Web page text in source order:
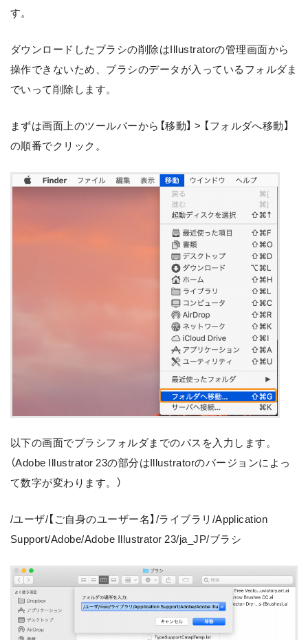
す。
ダウンロードしたブラシの削除はIllustratorの管理画面から
操作できないため、ブラシのデータが入っているフォルダま
でいって削除します。
まずは画面上のツールバーから【移動】 > 【フォルダへ移動】
の順番でクリック。
以下の画面でブラシフォルダまでのパスを入力します。
（Adobe Illustrator 23の部分はIllustratorのバージョンによっ
て数字が変わります。）
/ユーザ/【ご自身のユーザー名】/ライブラリ/Application
Support/Adobe/Adobe Illustrator 23/ja_JP/ブラシ